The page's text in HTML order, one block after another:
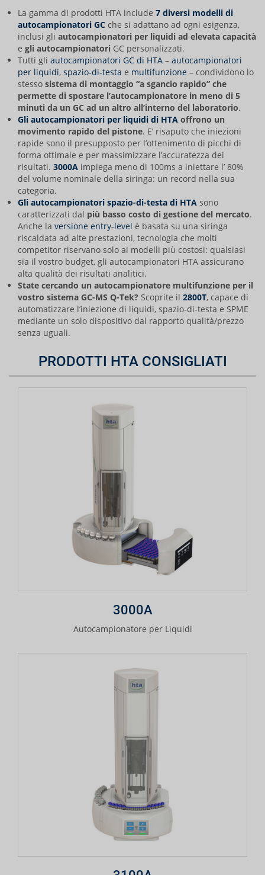
PRODOTTI HTA CONSIGLIATI
3000A
Autocampionatore per Liquidi
La gamma di prodotti HTA include 7 diversi modelli di
autocampionatori GC che si adattano ad ogni esigenza,
inclusi gli autocampionatori per liquidi ad elevata capacità
e gli autocampionatori GC personalizzati.
Tutti gli autocampionatori GC di HTA – autocampionatori
per liquidi, spazio-di-testa e multifunzione – condividono lo
stesso sistema di montaggio “a sgancio rapido” che
permette di spostare l’autocampionatore in meno di 5
minuti da un GC ad un altro all’interno del laboratorio.
Gli autocampionatori per liquidi di HTA offrono un
movimento rapido del pistone. E’ risaputo che iniezioni
rapide sono il presupposto per l’ottenimento di picchi di
forma ottimale e per massimizzare l’accuratezza dei
risultati. 3000A impiega meno di 100ms a iniettare l’ 80%
del volume nominale della siringa: un record nella sua
categoria.
Gli autocampionatori spazio-di-testa di HTA sono
caratterizzati dal più basso costo di gestione del mercato.
Anche la versione entry-level è basata su una siringa
riscaldata ad alte prestazioni, tecnologia che molti
competitor riservano solo ai modelli più costosi: qualsiasi
sia il vostro budget, gli autocampionatori HTA assicurano
alta qualità dei risultati analitici.
State cercando un autocampionatore multifunzione per il
vostro sistema GC-MS Q-Tek? Scoprite il 2800T, capace di
automatizzare l’iniezione di liquidi, spazio-di-testa e SPME
mediante un solo dispositivo dal rapporto qualità/prezzo
senza uguali.